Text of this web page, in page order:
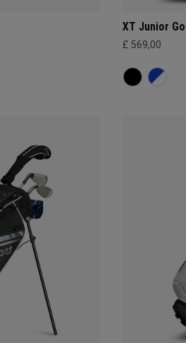
XT Junior
£ 569,00